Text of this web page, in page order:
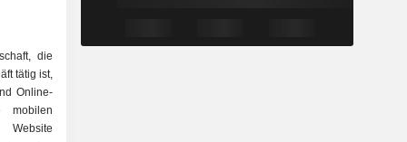
die
tätig ist,
Online-
mobilen